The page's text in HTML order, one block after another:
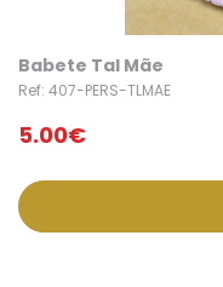
Babete Tal Mãe
Ref: 407-PERS-TLMAE
5.00€